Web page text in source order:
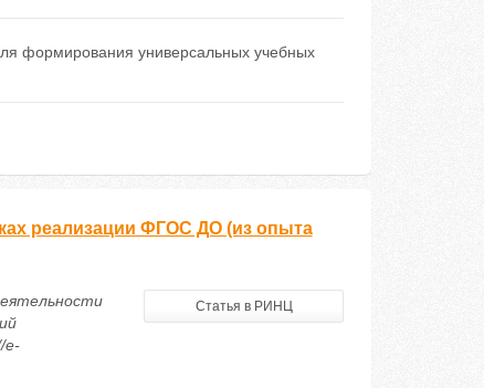
формирования универсальных учебных
реализации ФГОС ДО (из опыта
e-
Статья в РИНЦ